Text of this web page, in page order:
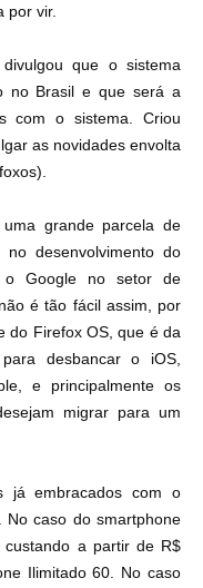
por vir.
que o sistema
no Brasil e que será a
com o sistema. Criou
as novidades envolta
).
grande parcela de
no desenvolvimento do
o Google no setor de
é tão fácil assim, por
do Firefox OS, que é da
desbancar o iOS,
e principalmente os
migrar para um
já embracados com o
No caso do smartphone
a partir de R$
Ilimitado 60. No caso